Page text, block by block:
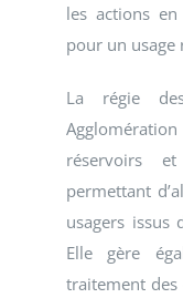
les actions
pour un usage
La régie
réservoirs
permettant
usagers issus
Elle gère
traitement des